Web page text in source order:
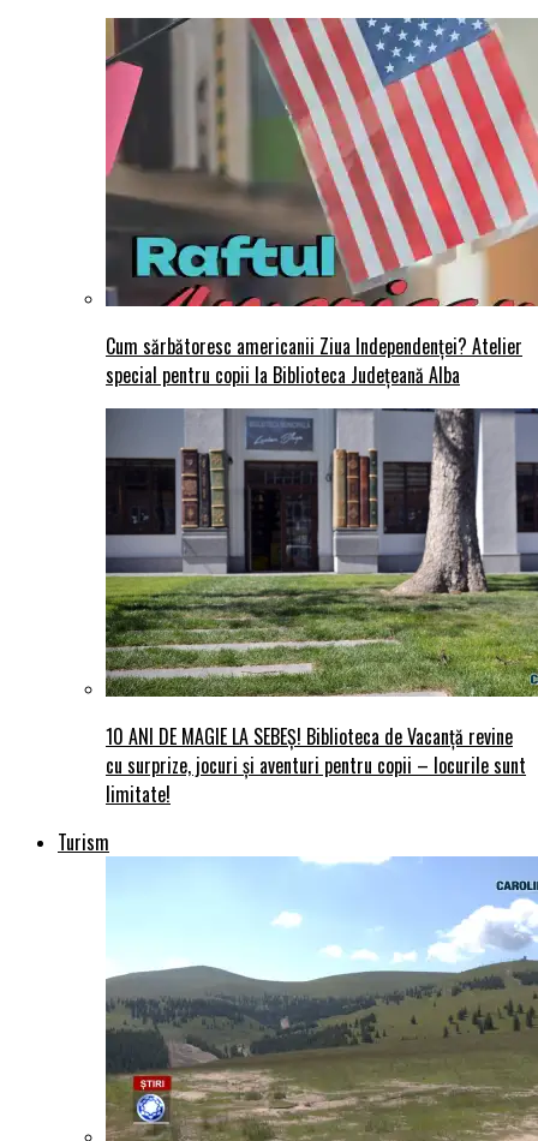
Cum sărbătoresc americanii Ziua Independenței? Atelier
special pentru copii la Biblioteca Județeană Alba
10 ANI DE MAGIE LA SEBEȘ! Biblioteca de Vacanță revine
cu surprize, jocuri și aventuri pentru copii – locurile sunt
limitate!
Turism